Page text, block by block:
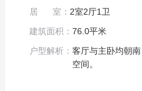
居 室： 2室2厅1卫
建筑面积： 76.0平米
户型解析： 客厅与主卧均朝
空间。